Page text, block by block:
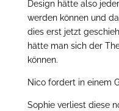
Design hätte also
werden können und
dies erst jetzt
hätte man sich der
können.
Nico fordert in einem
Sophie verliest diese